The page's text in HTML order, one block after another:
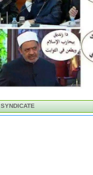
SYNDICATE